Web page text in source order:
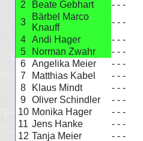
2
Beate Gebhart - - -
3
Bärbel Marco
Knauff
- - -
4 Andi Hager - - -
5
Norman Zwahr - - -
6 Angelika Meier - - -
7
Matthias Kabel - - -
8
Klaus Mindt - - -
9 Oliver Schindler - - -
10 Monika Hager - - -
11 Jens Hanke - - -
12 Tanja Meier - - -